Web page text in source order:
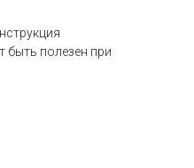
полезен при